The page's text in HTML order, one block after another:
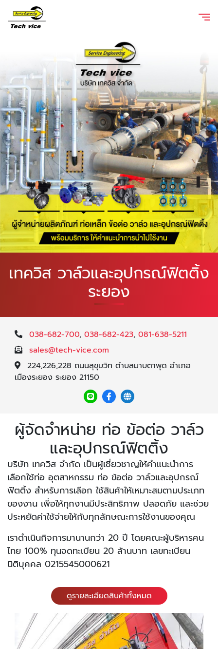
เทควิส วาล์วและอุปกรณ์ฟิตติ้ง
ระยอง
038-682-700, 038-682-423, 081-638-5211
sales@tech-vice.com
224,226,228 ถนนสุขุมวิท ตำบลมาบตาพุด อำเภอ
เมืองระยอง ระยอง 21150
ผู้จัดจำหน่าย ท่อ ข้อต่อ วาล์ว
และอุปกรณ์ฟิตติ้ง
บริษัท เทควิส จำกัด เป็นผู้เชี่ยวชาญให้คำแนะนำการ
เลือกใช้ท่อ อุตสาหกรรม ท่อ ข้อต่อ วาล์วและอุปกรณ์
ฟิตติ้ง สำหรับการเลือก ใช้สินค้าให้เหมาะสมตามประเภท
ของงาน เพื่อให้ทุกงานมีประสิทธิภาพ ปลอดภัย และช่วย
ประหยัดค่าใช้จ่ายให้กับทุกลักษณะการใช้งานของคุณ
เราดำเนินกิจการมานานกว่า 20 ปี โดยคณะผู้บริหารคน
ไทย 100% ทุนจดทะเบียน 20 ล้านบาท เลขทะเบียน
นิติบุคคล 0215545000621
ดูรายละเอียดสินค้าทั้งหมด